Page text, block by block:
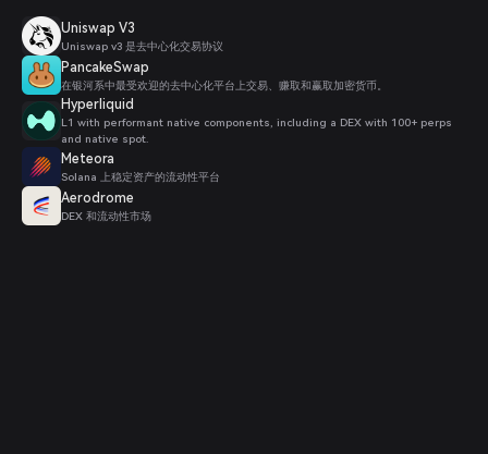
Uniswap V3
Uniswap v3 是去中心化交易协议
PancakeSwap
在银河系中最受欢迎的去中心化平台上交易、赚取和赢取加密货币。
Hyperliquid
L1 with performant native components, including a DEX with 100+ perps
and native spot.
Meteora
Solana 上稳定资产的流动性平台
Aerodrome
DEX 和流动性市场